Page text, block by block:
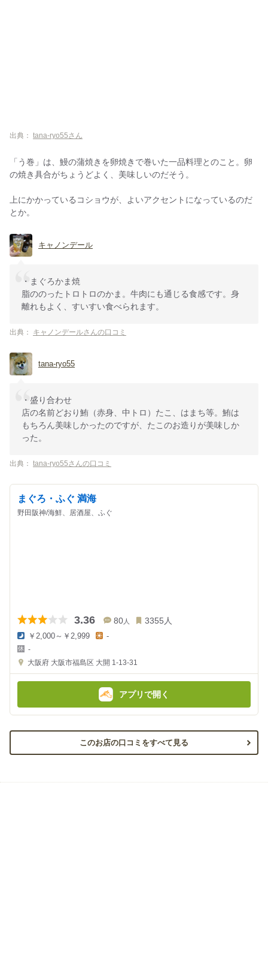
出典： tana-ryo55さん
「う巻」は、鰻の蒲焼きを卵焼きで巻いた一品料理とのこと。卵
の焼き具合がちょうどよく、美味しいのだそう。
上にかかっているコショウが、よいアクセントになっているのだ
とか。
キャノンデール
・まぐろかま焼
脂ののったトロトロのかま。牛肉にも通じる食感です。身
離れもよく、すいすい食べられます。
出典： キャノンデールさんの口コミ
tana-ryo55
・盛り合わせ
店の名前どおり鮪（赤身、中トロ）たこ、はまち等。鮪は
もちろん美味しかったのですが、たこのお造りが美味しか
った。
出典： tana-ryo55さんの口コミ
まぐろ・ふぐ 満海
野田阪神/海鮮、居酒屋、ふぐ
3.36 80人 3355 人
夜
の
金
￥2,000～￥2,999
金
額
-
-
大阪府 大阪市福島区 大開 1-13-31
アプリで開く
このお店の口コミをすべて見る